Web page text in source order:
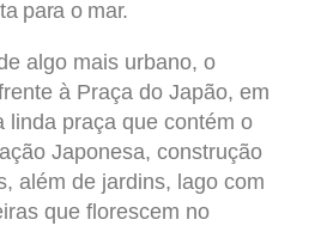
para o mar.
algo mais urbano, o
à Praça do Japão, em
linda praça que contém o
Japonesa, construção
além de jardins, lago com
que florescem no